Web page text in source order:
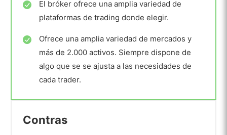
El bróker ofrece una amplia variedad de
plataformas de trading donde elegir.
Ofrece una amplia variedad de mercados y
más de 2.000 activos. Siempre dispone de
algo que se se ajusta a las necesidades de
cada trader.
Contras